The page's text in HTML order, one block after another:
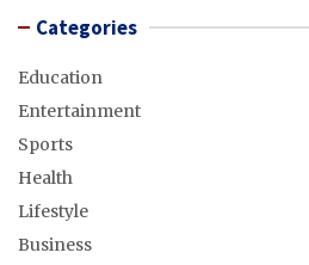
Categories
Education
Entertainment
Sports
Health
Lifestyle
Business